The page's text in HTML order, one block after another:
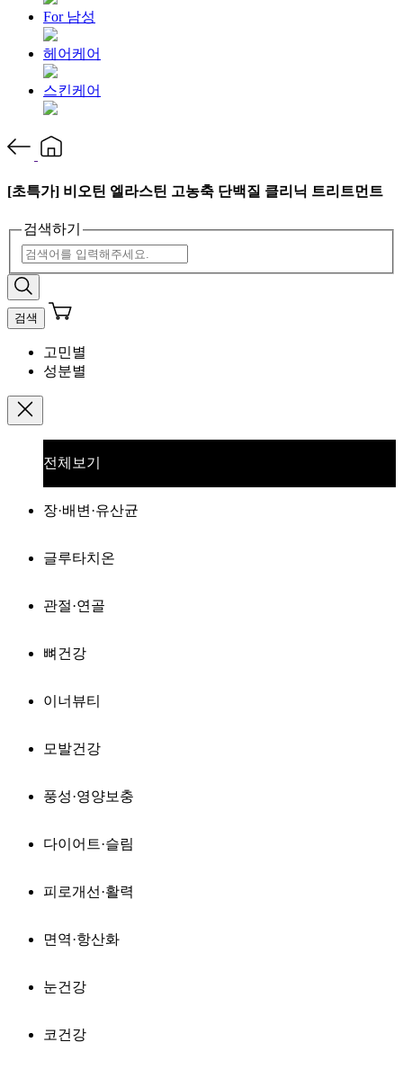
For 남성
헤어케어
스킨케어
[초특가] 비오틴 엘라스틴 고농축 단백질 클리닉 트리트먼트
검색하기
검색
고민별
성분별
전체보기
장·배변·유산균
글루타치온
관절·연골
뼈건강
이너뷰티
모발건강
풍성·영양보충
다이어트·슬림
피로개선·활력
면역·항산화
눈건강
코건강